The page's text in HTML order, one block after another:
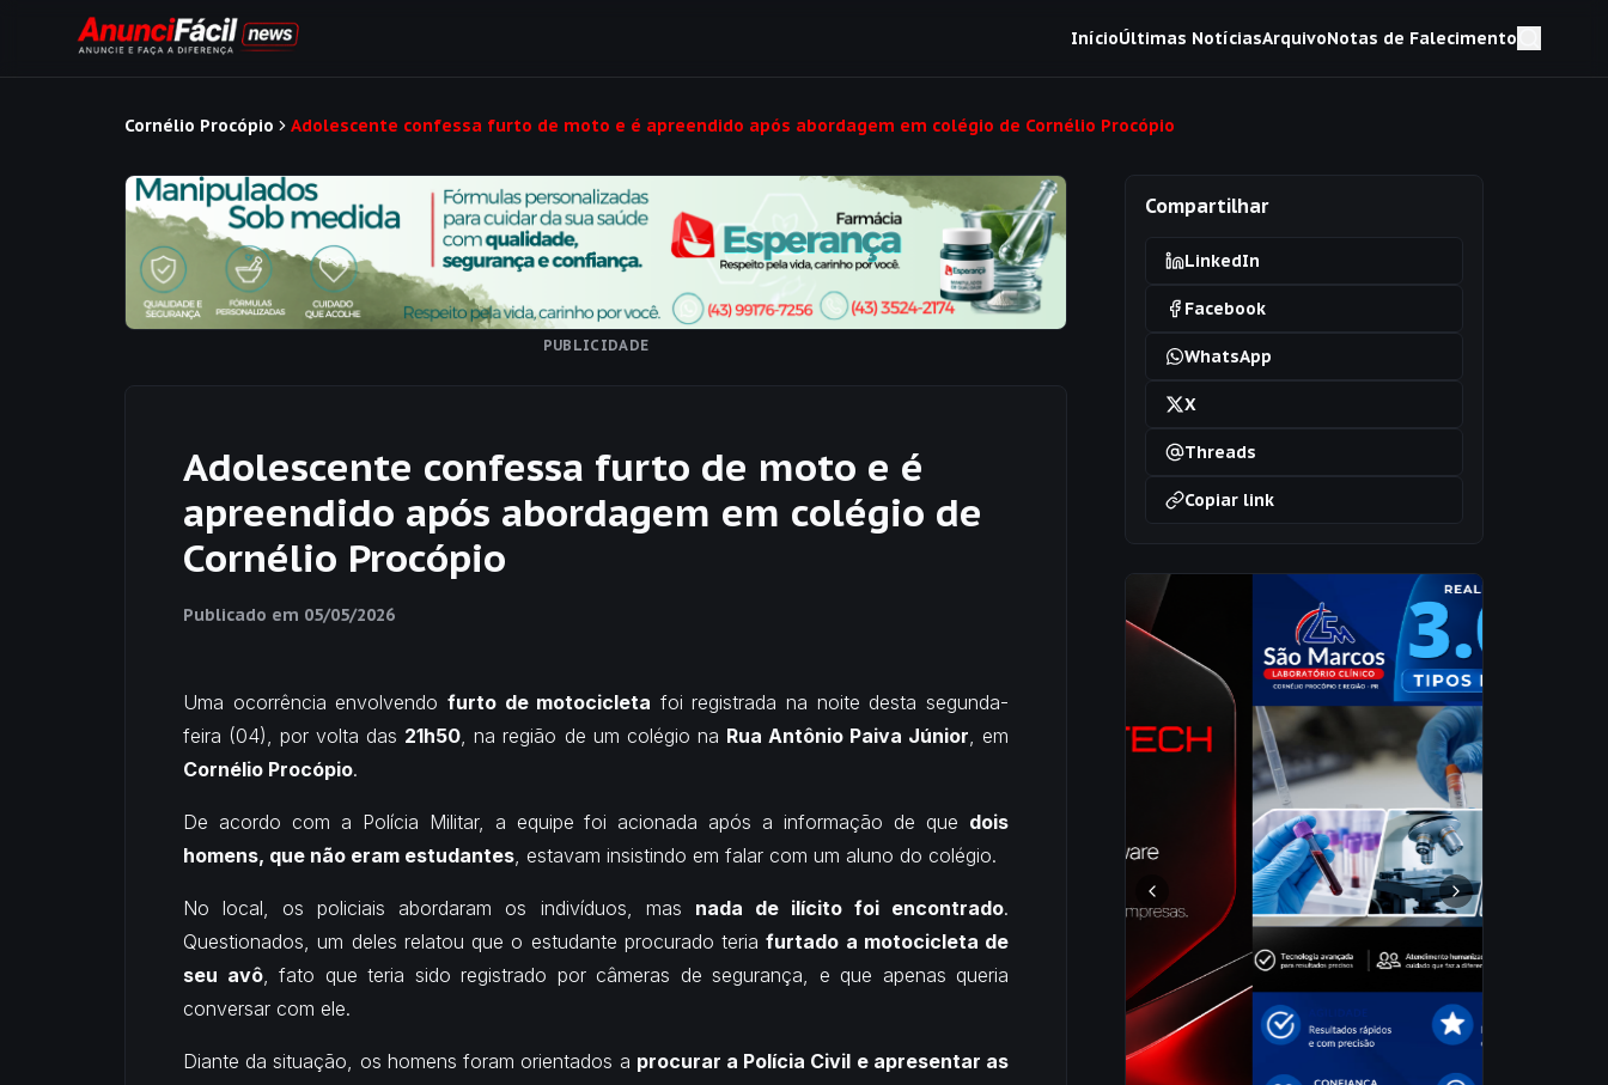
InícioÚltimas NotíciasArquivoNotas de Falecimento
Cornélio Procópio Adolescente confessa furto de moto e é apreendido após abordagem em colégio de Cornélio Procópio
PUBLICIDADE
Adolescente confessa furto de moto e é
apreendido após abordagem em colégio de
Cornélio Procópio
Publicado em 05/05/2026
Uma ocorrência envolvendo furto de motocicleta foi registrada na noite desta segunda-
feira (04), por volta das 21h50 , na região de um colégio na Rua Antônio Paiva Júnior , em
Cornélio Procópio.
De acordo com a Polícia Militar, a equipe foi acionada após a informação de que dois
homens, que não eram estudantes , estavam insistindo em falar com um aluno do colégio.
No local, os policiais abordaram os indivíduos, mas nada de ilícito foi encontrado.
Questionados, um deles relatou que o estudante procurado teriafurtado a motocicleta de
seu avô, fato que teria sido registrado por câmeras de segurança, e que apenas queria
conversar com ele.
Diante da situação, os homens foram orientados a procurar a Polícia Civil e apresentar as
Compartilhar
LinkedIn
Facebook
WhatsApp
X
Threads
Copiar link